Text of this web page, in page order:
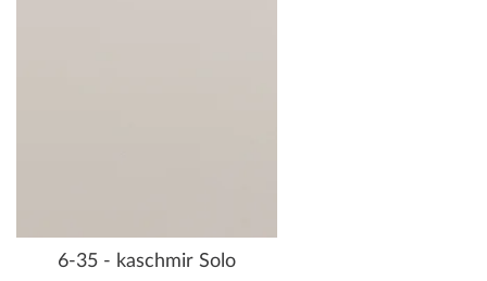
6-35 - kaschmir Solo